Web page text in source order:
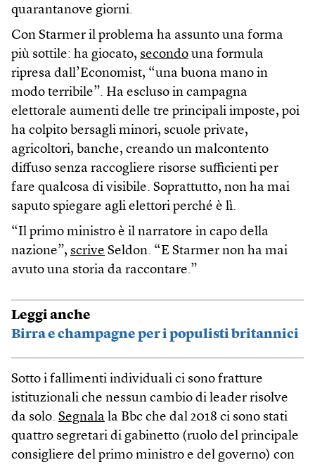
quarantanove giorni.
Con Starmer il problema ha assunto una forma
più sottile: ha giocato, secondo una formula
ripresa dall’Economist, “una buona mano in
modo terribile”. Ha escluso in campagna
elettorale aumenti delle tre principali imposte, poi
ha colpito bersagli minori, scuole private,
agricoltori, banche, creando un malcontento
diffuso senza raccogliere risorse sufficienti per
fare qualcosa di visibile. Soprattutto, non ha mai
saputo spiegare agli elettori perché è lì.
“Il primo ministro è il narratore in capo della
nazione”, scrive Seldon. “E Starmer non ha mai
avuto una storia da raccontare.”
Leggi anche
Birra e champagne per i populisti britannici
Sotto i fallimenti individuali ci sono fratture
istituzionali che nessun cambio di leader risolve
da solo. Segnala la Bbc che dal 2018 ci sono stati
quattro segretari di gabinetto (ruolo del principale
consigliere del primo ministro e del governo) con